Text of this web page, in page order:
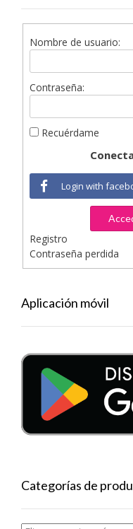
Nombre de usuario:
Contraseña:
Recuérdame
Login with
Registro
Contraseña perdida
Aplicación móvil
Categorías de